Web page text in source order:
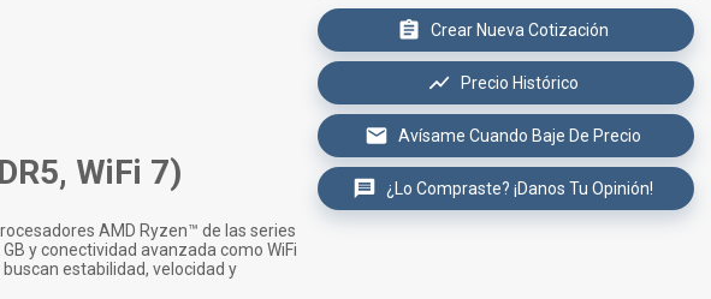
Crear Nueva Cotización
Precio Histórico
Avísame Cuando Baje De Precio
¿Lo Compraste? ¡Danos Tu Opinión!
WiFi 7)
AMD Ryzen™ de las series
y conectividad avanzada como WiFi
estabilidad, velocidad y